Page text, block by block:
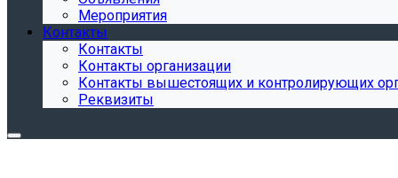
Мероприятия
Контакты
Контакты
Контакты организации
Контакты вышестоящих и контролирующих
Реквизиты